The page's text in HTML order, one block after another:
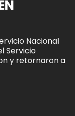
Nacional
Servicio
y retornaron a